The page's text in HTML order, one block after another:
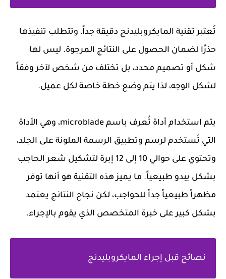
تُعتبر تقنية المايكروبليدنج دقيقة جداً، وتتطلب تنفيذها
حذرًا لضمان الحصول على النتائج المرجوة. ليس لها
شكل أو تصميم محدد، بل تختلف من شخص لآخر وفقاً
لشكل الوجه، لذا يتم وضع خطة خاصة لكل عميل.
يتم استخدام أداة تُعرف باسم microblade، وهي الأداة
التي تُستخدم لرسم وتطبيق الرسمة الملونة على الجلد،
وتحتوي على حوالي 10 إلى 12 إبرة لتشكيل شعر الحاجب
بشكل يبدو طبيعياً. ما يميز هذه التقنية هو أنها توفر
مظهراً طبيعياً جداً للحواجب، لكن نجاح النتائج يعتمد
بشكل كبير على خبرة المتخصص الذي يقوم بالإجراء.
نصائح قبل إجراء المايكروبليدنج